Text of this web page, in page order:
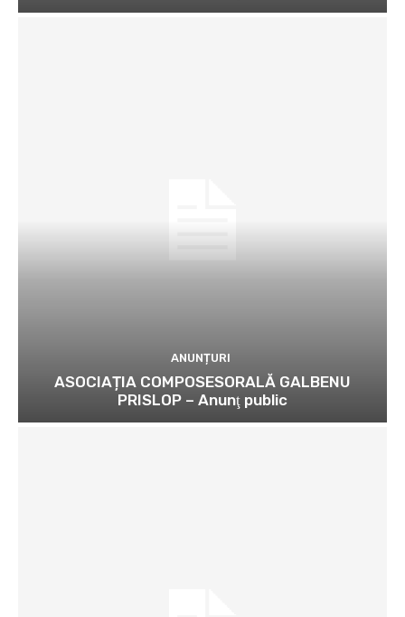
ANUNȚURI
ASOCIAȚIA COMPOSESORALĂ GALBENU
PRISLOP – Anunţ public